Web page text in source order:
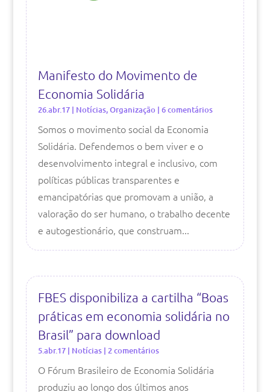
Manifesto do Movimento de
Economia Solidária
26.abr.17| Notícias,Organização | 6 comentários
Somos o movimento social da Economia
Solidária. Defendemos o bem viver e o
desenvolvimento integral e inclusivo, com
políticas públicas transparentes e
emancipatórias que promovam a união, a
valoração do ser humano, o trabalho decente
e autogestionário, que construam...
FBES disponibiliza a cartilha “Boas
práticas em economia solidária no
Brasil” para download
5.abr.17| Notícias| 2 comentários
O Fórum Brasileiro de Economia Solidária
produziu ao longo dos últimos anos